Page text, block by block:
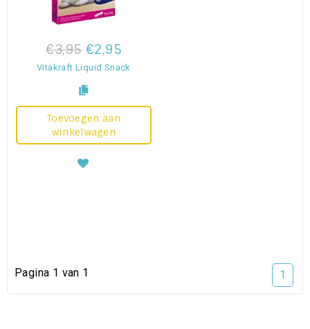
€3,95 €2,95
Vitakraft Liquid Snack
Toevoegen aan
winkelwagen
Pagina 1 van 1 1